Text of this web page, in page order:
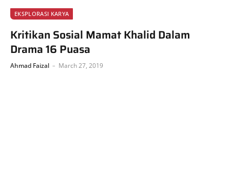
EKSPLORASI KARYA
Kritikan Sosial Mamat Khalid Dalam
Drama 16 Puasa
Ahmad Faizal March 27, 2019